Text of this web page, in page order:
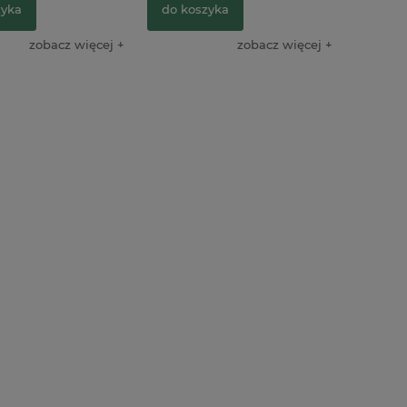
Creative Art
/ 48 kartek
zobacz więcej
do koszyka
zobacz więcej